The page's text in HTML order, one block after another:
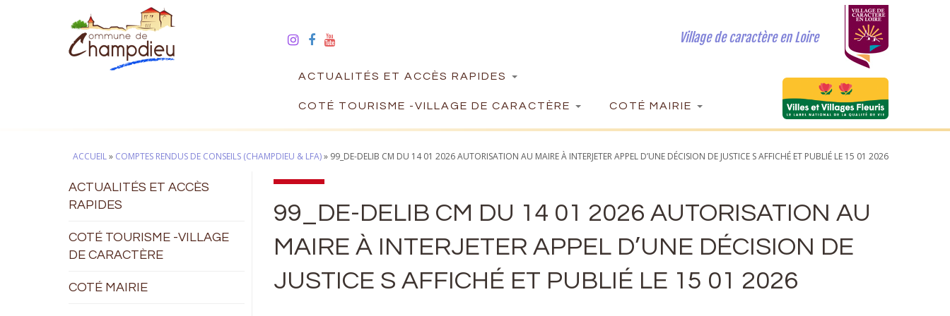
Village de caractère en Loire
ACTUALITÉS ET ACCÈS RAPIDES
COTÉ TOURISME -VILLAGE DE CARACTÈRE COTÉ MAIRIE
ACCUEIL» COMPTES RENDUS DE CONSEILS (CHAMPDIEU & LFA)» 99_DE-DELIB CM DU 14 01 2026 AUTORISATION AU MAIRE À INTERJETER APPEL D’UNE DÉCISION DE JUSTICE S AFFICHÉ ET PUBLIÉ LE 15 01 2026
ACTUALITÉS ET ACCÈS
RAPIDES
COTÉ TOURISME -VILLAGE
DE CARACTÈRE
COTÉ MAIRIE
99_DE-DELIB CM DU 14 01 2026 AUTORISATION AU
MAIRE À INTERJETER APPEL D’UNE DÉCISION DE
JUSTICE S AFFICHÉ ET PUBLIÉ LE 15 01 2026